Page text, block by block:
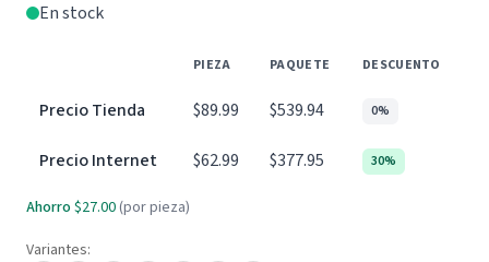
En stock
PIEZA PAQUETE DESCUENTO
Precio Tienda $89.99 $539.94 0%
Precio Internet $62.99 $377.95 30%
Ahorro $27.00 (por pieza)
Variantes: